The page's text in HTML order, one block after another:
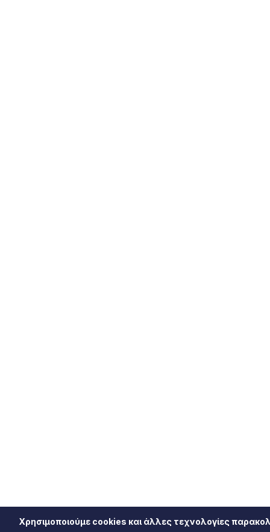
Χρησιμοποιούμε cookies και άλλες τεχνολογίες